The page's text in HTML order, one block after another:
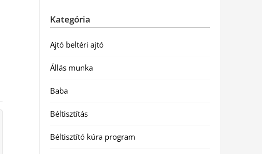
Kategória
Ajtó beltéri ajtó
Állás munka
Baba
Béltisztítás
Béltisztító kúra program